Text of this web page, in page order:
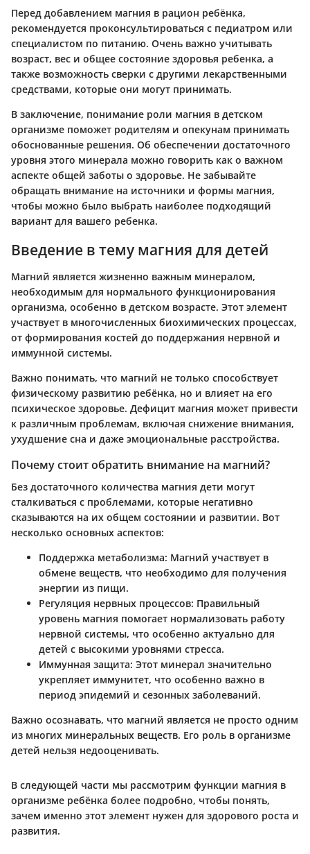
Перед добавлением магния в рацион ребёнка,
рекомендуется проконсультироваться с педиатром или
специалистом по питанию. Очень важно учитывать
возраст, вес и общее состояние здоровья ребенка, а
также возможность сверки с другими лекарственными
средствами, которые они могут принимать.
В заключение, понимание роли магния в детском
организме поможет родителям и опекунам принимать
обоснованные решения. Об обеспечении достаточного
уровня этого минерала можно говорить как о важном
аспекте общей заботы о здоровье. Не забывайте
обращать внимание на источники и формы магния,
чтобы можно было выбрать наиболее подходящий
вариант для вашего ребенка.
Введение в тему магния для детей
Магний является жизненно важным минералом,
необходимым для нормального функционирования
организма, особенно в детском возрасте. Этот элемент
участвует в многочисленных биохимических процессах,
от формирования костей до поддержания нервной и
иммунной системы.
Важно понимать, что магний не только способствует
физическому развитию ребёнка, но и влияет на его
психическое здоровье. Дефицит магния может привести
к различным проблемам, включая снижение внимания,
ухудшение сна и даже эмоциональные расстройства.
Почему стоит обратить внимание на магний?
Без достаточного количества магния дети могут
сталкиваться с проблемами, которые негативно
сказываются на их общем состоянии и развитии. Вот
несколько основных аспектов:
Поддержка метаболизма: Магний участвует в
обмене веществ, что необходимо для получения
энергии из пищи.
Регуляция нервных процессов: Правильный
уровень магния помогает нормализовать работу
нервной системы, что особенно актуально для
детей с высокими уровнями стресса.
Иммунная защита: Этот минерал значительно
укрепляет иммунитет, что особенно важно в
период эпидемий и сезонных заболеваний.
Важно осознавать, что магний является не просто одним
из многих минеральных веществ. Его роль в организме
детей нельзя недооценивать.
В следующей части мы рассмотрим функции магния в
организме ребёнка более подробно, чтобы понять,
зачем именно этот элемент нужен для здорового роста и
развития.